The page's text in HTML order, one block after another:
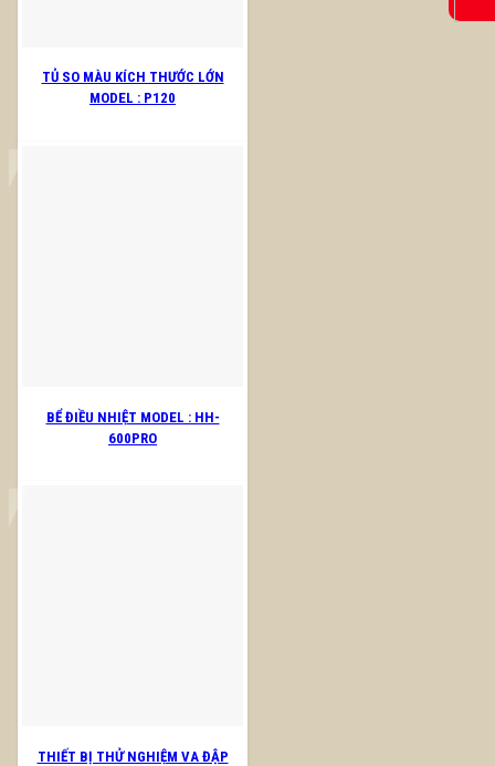
TỦ SO MÀU KÍCH THƯỚC LỚN
MODEL : P120
BỂ ĐIỀU NHIỆT MODEL : HH-
600PRO
THIẾT BỊ THỬ NGHIỆM VA ĐẬP